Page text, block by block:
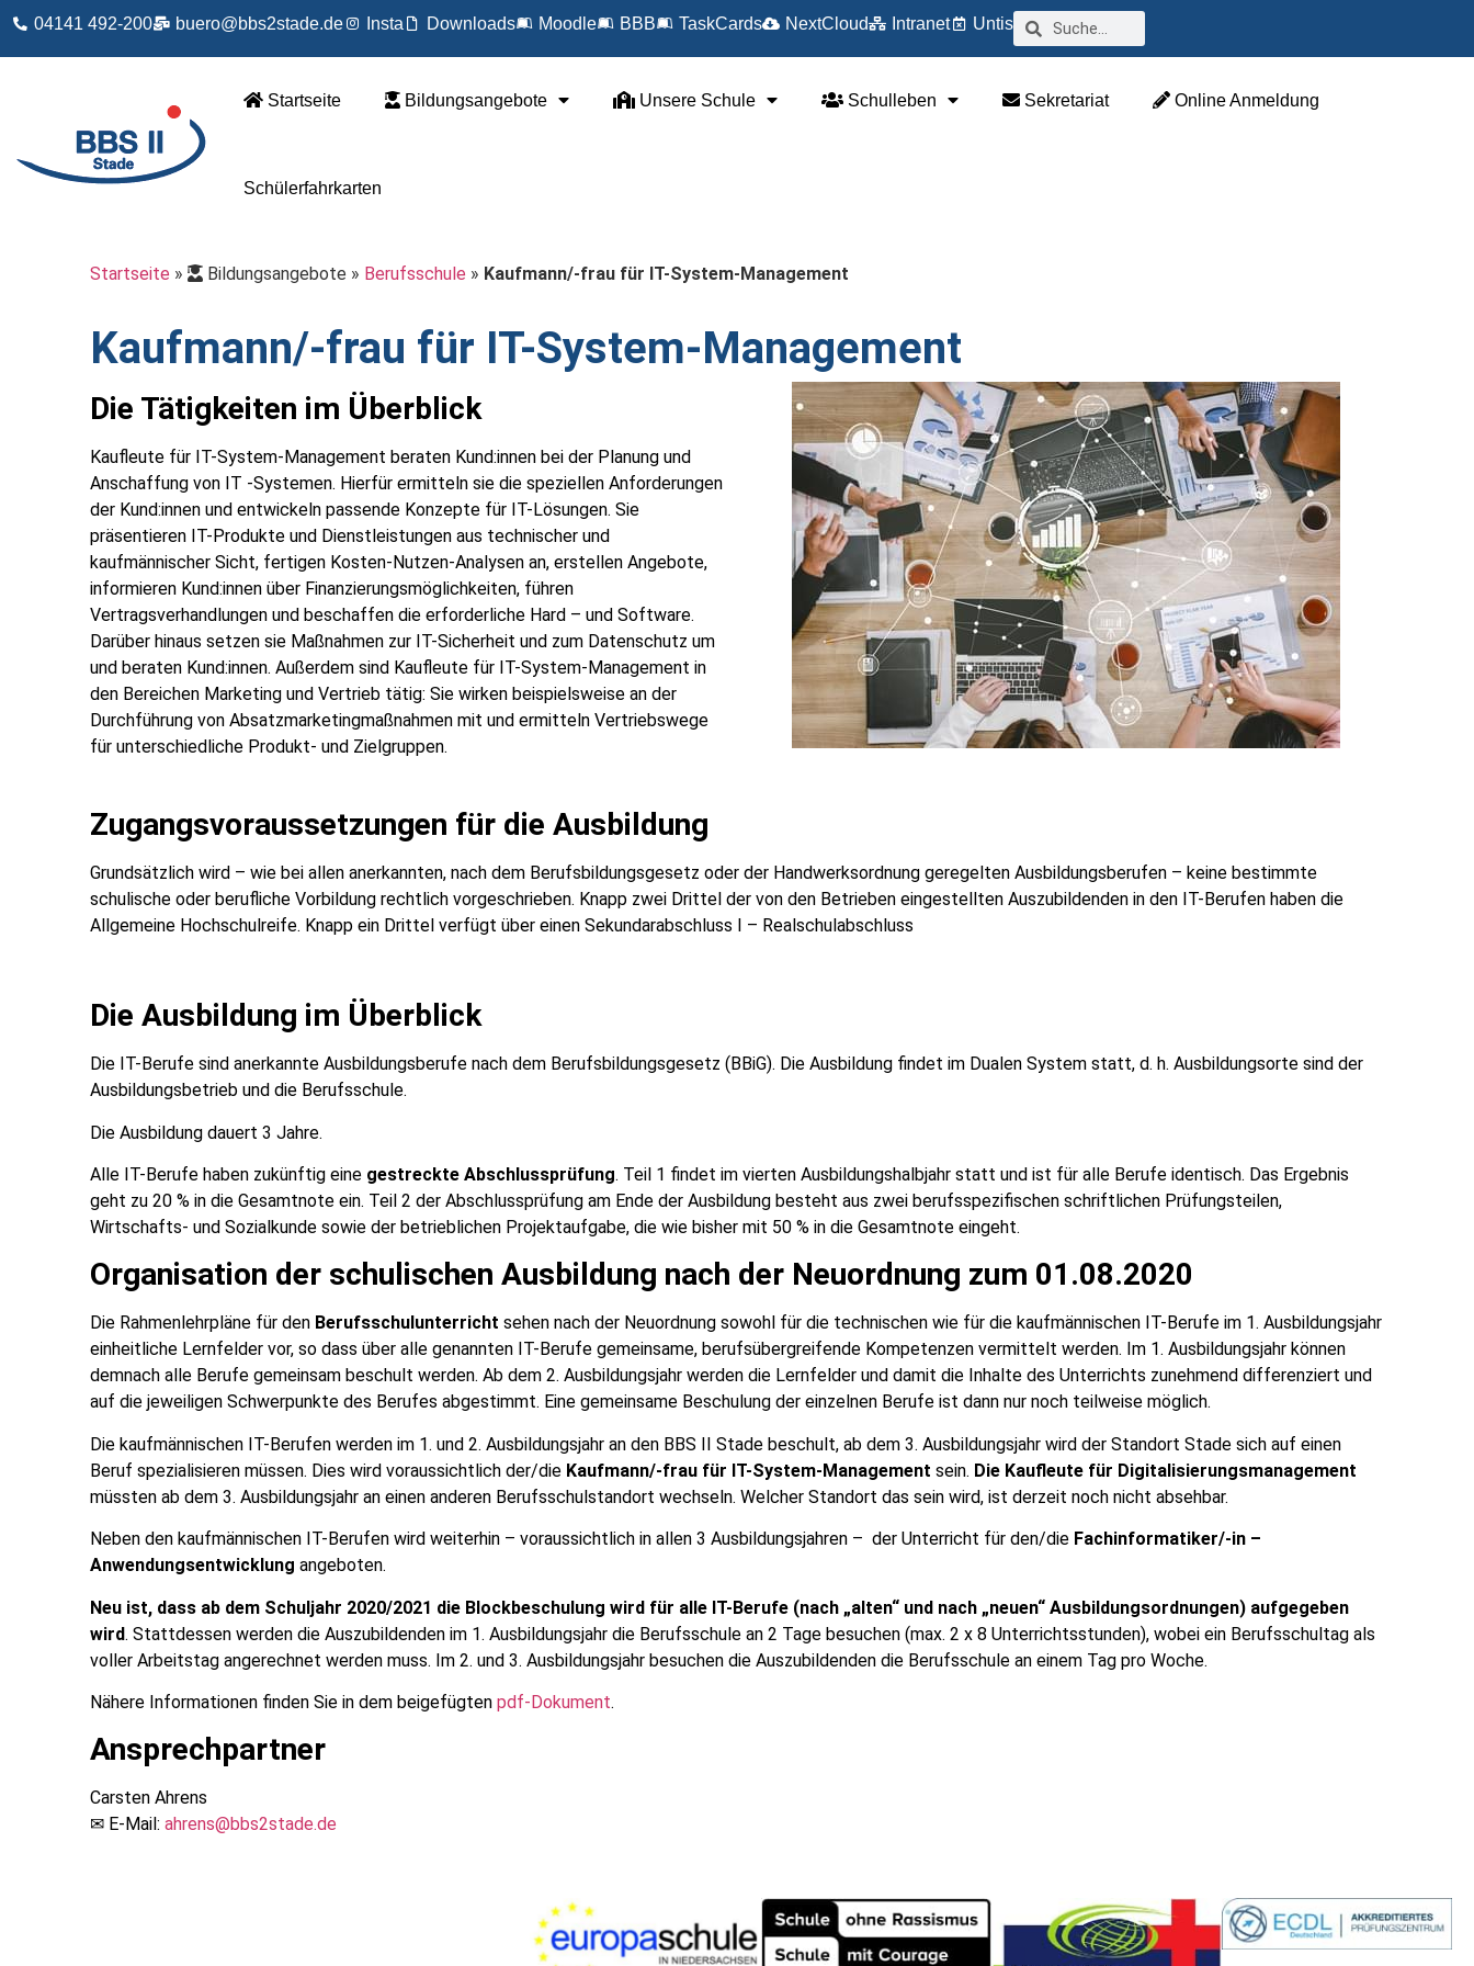
04141 492-200 buero@bbs2stade.de Insta Downloads Moodle BBB TaskCards NextCloud Intranet Untis
Startseite Bildungsangebote Unsere Schule Schulleben Sekretariat Online Anmeldung
Schülerfahrkarten
Startseite » Bildungsangebote » Berufsschule » Kaufmann/-frau für IT-System-Management
Kaufmann/-frau für IT-System-Management
Die Tätigkeiten im Überblick
Kaufleute für IT-System-Management beraten Kund:innen bei der Planung und
Anschaffung von IT -Systemen. Hierfür ermitteln sie die speziellen Anforderungen
der Kund:innen und entwickeln passende Konzepte für IT-Lösungen. Sie
präsentieren IT-Produkte und Dienstleistungen aus technischer und
kaufmännischer Sicht, fertigen Kosten-Nutzen-Analysen an, erstellen Angebote,
informieren Kund:innen über Finanzierungsmöglichkeiten, führen
Vertragsverhandlungen und beschaffen die erforderliche Hard – und Software.
Darüber hinaus setzen sie Maßnahmen zur IT-Sicherheit und zum Datenschutz um
und beraten Kund:innen. Außerdem sind Kaufleute für IT-System-Management in
den Bereichen Marketing und Vertrieb tätig: Sie wirken beispielsweise an der
Durchführung von Absatzmarketingmaßnahmen mit und ermitteln Vertriebswege
für unterschiedliche Produkt- und Zielgruppen.
Zugangsvoraussetzungen für die Ausbildung
Grundsätzlich wird – wie bei allen anerkannten, nach dem Berufsbildungsgesetz oder der Handwerksordnung geregelten Ausbildungsberufen – keine bestimmte
schulische oder berufliche Vorbildung rechtlich vorgeschrieben. Knapp zwei Drittel der von den Betrieben eingestellten Auszubildenden in den IT-Berufen haben die
Allgemeine Hochschulreife. Knapp ein Drittel verfügt über einen Sekundarabschluss I – Realschulabschluss
Die Ausbildung im Überblick
Die IT-Berufe sind anerkannte Ausbildungsberufe nach dem Berufsbildungsgesetz (BBiG). Die Ausbildung findet im Dualen System statt, d. h. Ausbildungsorte sind der
Ausbildungsbetrieb und die Berufsschule.
Die Ausbildung dauert 3 Jahre.
Alle IT-Berufe haben zukünftig eine gestreckte Abschlussprüfung. Teil 1 findet im vierten Ausbildungshalbjahr statt und ist für alle Berufe identisch. Das Ergebnis
geht zu 20 % in die Gesamtnote ein. Teil 2 der Abschlussprüfung am Ende der Ausbildung besteht aus zwei berufsspezifischen schriftlichen Prüfungsteilen,
Wirtschafts- und Sozialkunde sowie der betrieblichen Projektaufgabe, die wie bisher mit 50 % in die Gesamtnote eingeht.
Organisation der schulischen Ausbildung nach der Neuordnung zum 01.08.2020
Die Rahmenlehrpläne für den Berufsschulunterricht sehen nach der Neuordnung sowohl für die technischen wie für die kaufmännischen IT-Berufe im 1. Ausbildungsjahr
einheitliche Lernfelder vor, so dass über alle genannten IT-Berufe gemeinsame, berufsübergreifende Kompetenzen vermittelt werden. Im 1. Ausbildungsjahr können
demnach alle Berufe gemeinsam beschult werden. Ab dem 2. Ausbildungsjahr werden die Lernfelder und damit die Inhalte des Unterrichts zunehmend differenziert und
auf die jeweiligen Schwerpunkte des Berufes abgestimmt. Eine gemeinsame Beschulung der einzelnen Berufe ist dann nur noch teilweise möglich.
Die kaufmännischen IT-Berufen werden im 1. und 2. Ausbildungsjahr an den BBS II Stade beschult, ab dem 3. Ausbildungsjahr wird der Standort Stade sich auf einen
Beruf spezialisieren müssen. Dies wird voraussichtlich der/die Kaufmann/-frau für IT-System-Management sein. Die Kaufleute für Digitalisierungsmanagement
müssten ab dem 3. Ausbildungsjahr an einen anderen Berufsschulstandort wechseln. Welcher Standort das sein wird, ist derzeit noch nicht absehbar.
Neben den kaufmännischen IT-Berufen wird weiterhin – voraussichtlich in allen 3 Ausbildungsjahren – der Unterricht für den/die Fachinformatiker/-in –
Anwendungsentwicklung angeboten.
Neu ist, dass ab dem Schuljahr 2020/2021 die Blockbeschulung wird für alle IT-Berufe (nach „alten“ und nach „neuen“ Ausbildungsordnungen) aufgegeben
wird. Stattdessen werden die Auszubildenden im 1. Ausbildungsjahr die Berufsschule an 2 Tage besuchen (max. 2 x 8 Unterrichtsstunden), wobei ein Berufsschultag als
voller Arbeitstag angerechnet werden muss. Im 2. und 3. Ausbildungsjahr besuchen die Auszubildenden die Berufsschule an einem Tag pro Woche.
Nähere Informationen finden Sie in dem beigefügten pdf-Dokument.
Ansprechpartner
Carsten Ahrens
✉ E-Mail: ahrens@bbs2stade.de